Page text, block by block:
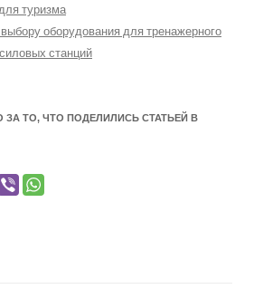
туризма
оборудования для тренажерного
станций
ТО, ЧТО ПОДЕЛИЛИСЬ СТАТЬЕЙ В